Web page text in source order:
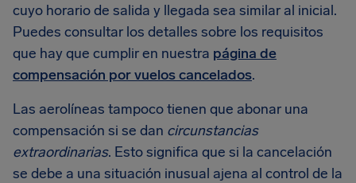
cuyo horario de salida y llegada sea similar al inicial.
Puedes consultar los detalles sobre los requisitos
que hay que cumplir en nuestra página de
compensación por vuelos cancelados.
Las aerolíneas tampoco tienen que abonar una
compensación si se dan circunstancias
extraordinarias. Esto significa que si la cancelación
se debe a una situación inusual ajena al control de la